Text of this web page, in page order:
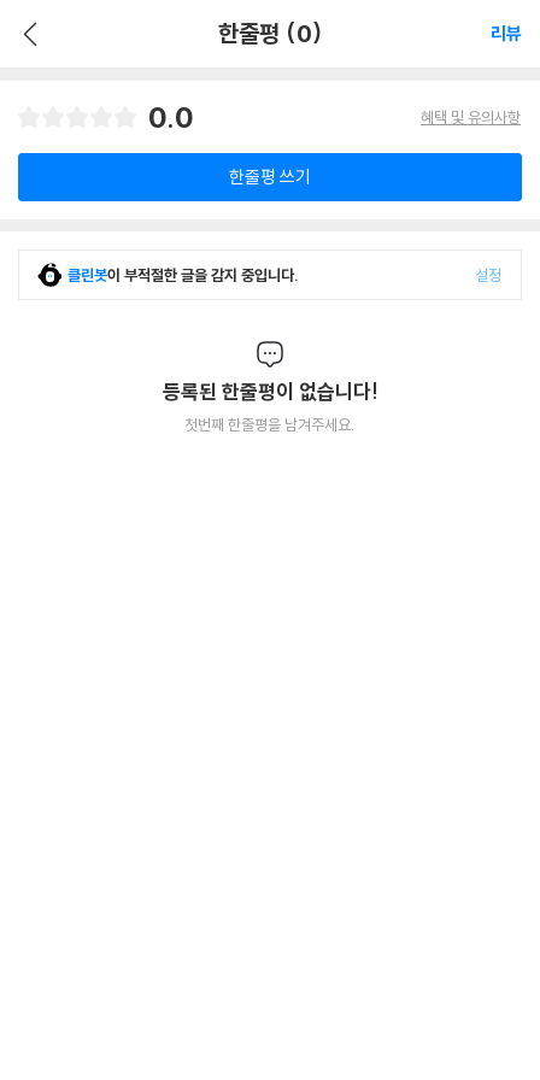
한줄평 (0) 리뷰
0.0 혜택 및 유의사항
한줄평 쓰기
클린봇이 부적절한 글을 감지 중입니다. 설정
등록된 한줄평이 없습니다!
첫번째 한줄평을 남겨주세요.